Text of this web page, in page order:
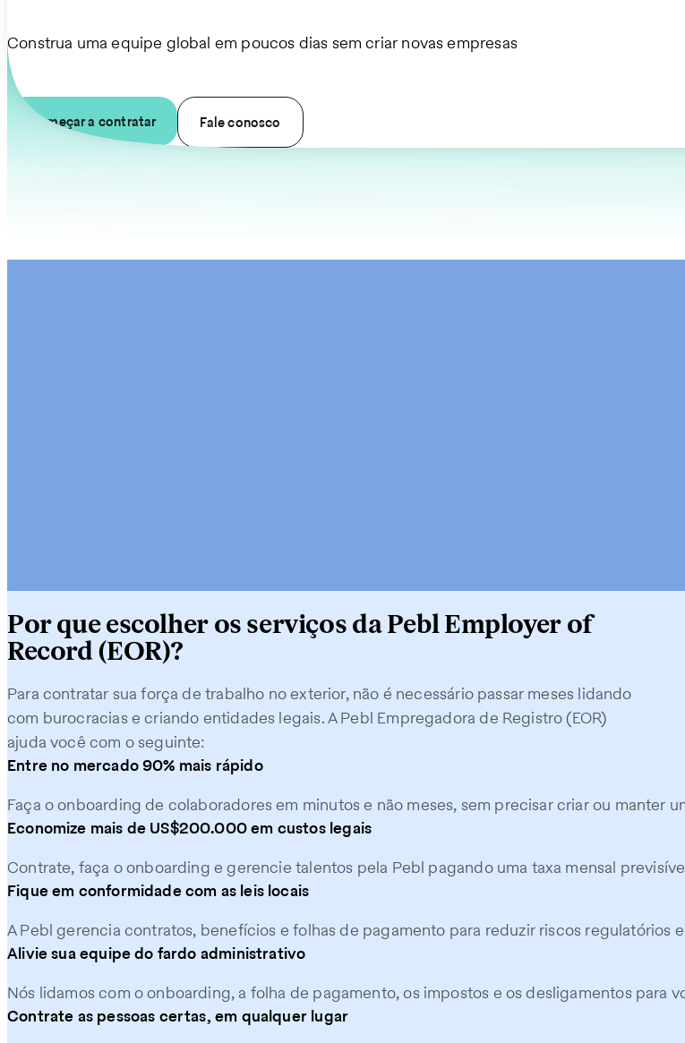
Construa uma equipe global em poucos dias sem criar novas empresas
Começar a contratar Fale conosco
Por que escolher os serviços da Pebl Employer of
Record (EOR)?
Para contratar sua força de trabalho no exterior, não é necessário passar meses lidando
com burocracias e criando entidades legais. A Pebl Empregadora de Registro (EOR)
ajuda você com o seguinte:
Entre no mercado 90% mais rápido
Faça o onboarding de colaboradores em minutos e não meses, sem precisar criar ou manter
Economize mais de US$200.000 em custos legais
Contrate, faça o onboarding e gerencie talentos pela Pebl pagando uma taxa mensal
Fique em conformidade com as leis locais
A Pebl gerencia contratos, benefícios e folhas de pagamento para reduzir riscos regulatórios
Alivie sua equipe do fardo administrativo
Nós lidamos com o onboarding, a folha de pagamento, os impostos e os desligamentos para
Contrate as pessoas certas, em qualquer lugar